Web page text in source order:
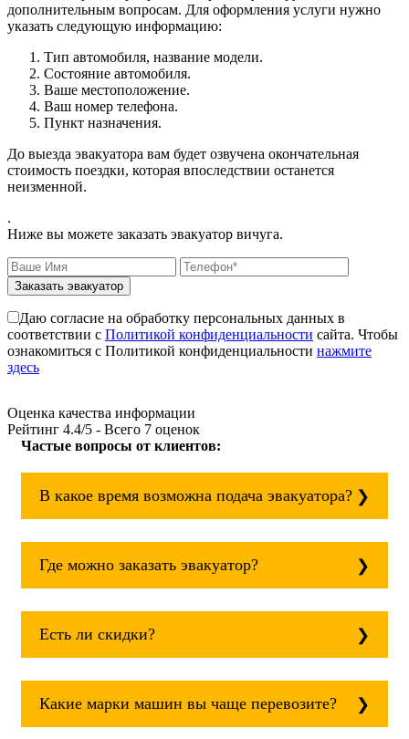
дополнительным вопросам. Для оформления услуги нужно
указать следующую информацию:
Тип автомобиля, название модели.
Состояние автомобиля.
Ваше местоположение.
Ваш номер телефона.
Пункт назначения.
До выезда эвакуатора вам будет озвучена окончательная
стоимость поездки, которая впоследствии останется
неизменной.
.
Ниже вы можете заказать эвакуатор вичуга.
Заказать эвакуатор
Даю согласие на обработку персональных данных в
соответствии с Политикой конфиденциальности сайта. Чтобы
ознакомиться с Политикой конфиденциальности нажмите
здесь
Оценка качества информации
Рейтинг 4.4/5 - Всего 7 оценок
Частые вопросы от клиентов:
В какое время возможна подача эвакуатора?
время. эвакуатор вичуга всегда рядом!
Где можно заказать эвакуатор?
на любое расстояние звоните
Есть ли скидки?
можно получить дешево и быстро
Какие марки машин вы чаще перевозите?